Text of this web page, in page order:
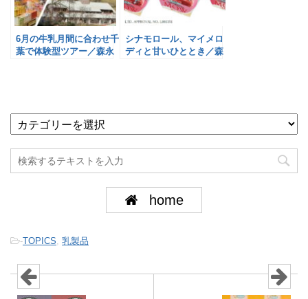
6月の牛乳月間に合わせ千
葉で体験型ツアー／森永
シナモロール、マイメロ
ディと甘いひととき／森
home
-TOPICS 乳製品